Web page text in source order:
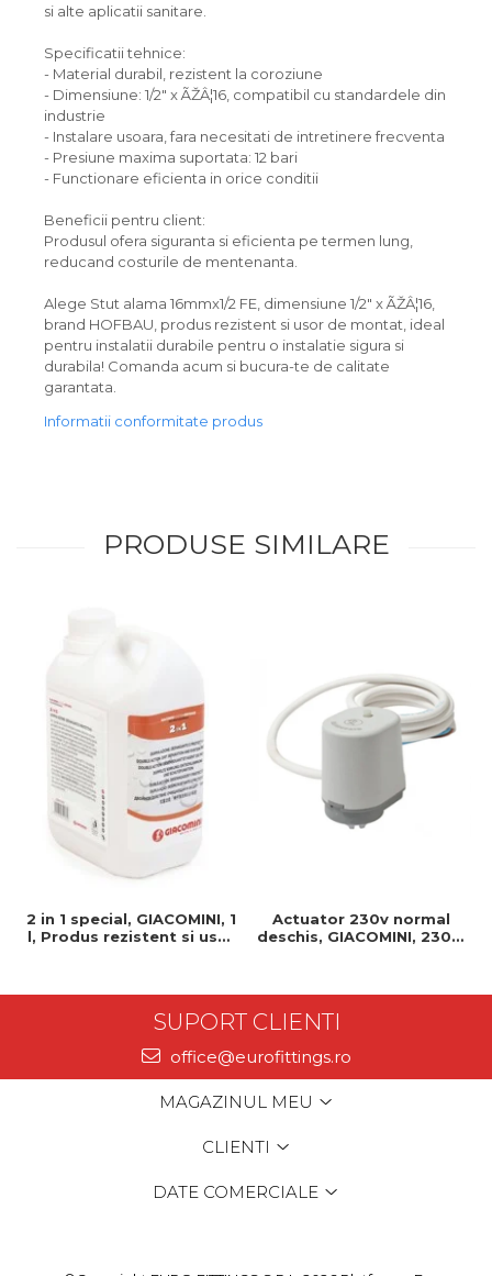
si alte aplicatii sanitare.
Specificatii tehnice:
- Material durabil, rezistent la coroziune
- Dimensiune: 1/2" x ÃŽÂ¦16, compatibil cu standardele din
industrie
- Instalare usoara, fara necesitati de intretinere frecventa
- Presiune maxima suportata: 12 bari
- Functionare eficienta in orice conditii
Beneficii pentru client:
Produsul ofera siguranta si eficienta pe termen lung,
reducand costurile de mentenanta.
Alege Stut alama 16mmx1/2 FE, dimensiune 1/2" x ÃŽÂ¦16,
brand HOFBAU, produs rezistent si usor de montat, ideal
pentru instalatii durabile pentru o instalatie sigura si
durabila! Comanda acum si bucura-te de calitate
garantata.
Informatii conformitate produs
PRODUSE SIMILARE
2 in 1 special, GIACOMINI, 1
l, Produs rezistent si usor
Actuator 230v normal
deschis, GIACOMINI, 230v,
SUPORT CLIENTI
office@eurofittings.ro
MAGAZINUL MEU
CLIENTI
DATE COMERCIALE